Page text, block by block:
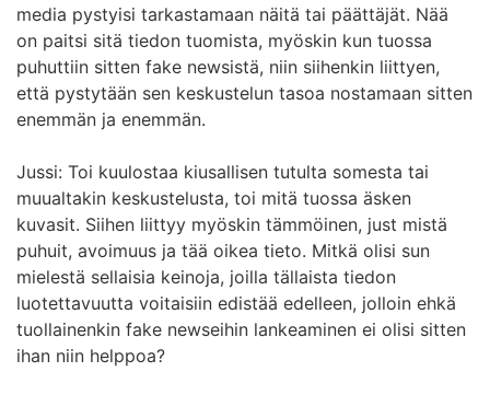
media pystyisi tarkastamaan näitä tai päättäjät. Nää
on paitsi sitä tiedon tuomista, myöskin kun tuossa
puhuttiin sitten fake newsistä, niin siihenkin liittyen,
että pystytään sen keskustelun tasoa nostamaan sitten
enemmän ja enemmän.
Jussi: Toi kuulostaa kiusallisen tutulta somesta tai
muualtakin keskustelusta, toi mitä tuossa äsken
kuvasit. Siihen liittyy myöskin tämmöinen, just mistä
puhuit, avoimuus ja tää oikea tieto. Mitkä olisi sun
mielestä sellaisia keinoja, joilla tällaista tiedon
luotettavuutta voitaisiin edistää edelleen, jolloin ehkä
tuollainenkin fake newseihin lankeaminen ei olisi sitten
ihan niin helppoa?